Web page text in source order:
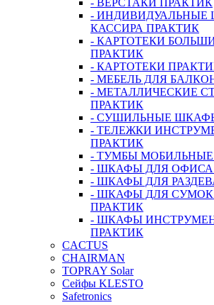
- ВЕРСТАКИ ПРАКТИК
-
КАССИРА ПРАКТИК
- КАРТОТЕКИ
ПРАКТИК
- КАРТОТЕКИ
- МЕБЕЛЬ ДЛЯ
- МЕТАЛЛИЧЕСКИЕ
ПРАКТИК
- СУШИЛЬНЫЕ
- ТЕЛЕЖКИ
ПРАКТИК
- ТУМБЫ
- ШКАФЫ ДЛЯ ОФИСА
- ШКАФЫ ДЛЯ
- ШКАФЫ ДЛЯ
ПРАКТИК
- ШКАФЫ
ПРАКТИК
CACTUS
CHAIRMAN
TOPRAY Solar
Сейфы KLESTO
Safetronics